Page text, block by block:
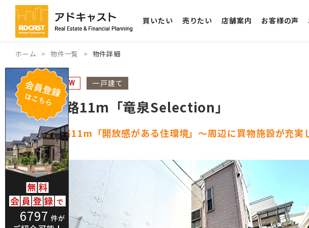
買いたい 売りたい 店舗案内 お客様の声
ホーム 物件一覧 物件詳細
NEW 一戸建て
道路11m「竜泉Selection」
道路11m「開放感がある住環境」～周辺に買物施設が充実
6797